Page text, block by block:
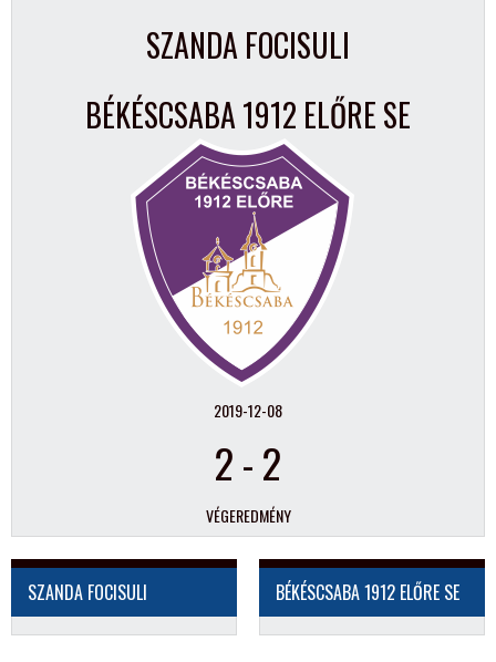
SZANDA FOCISULI
BÉKÉSCSABA 1912 ELŐRE SE
2019-12-08
2-2
VÉGEREDMÉNY
SZANDA FOCISULI BÉKÉSCSABA 1912 ELŐRE SE